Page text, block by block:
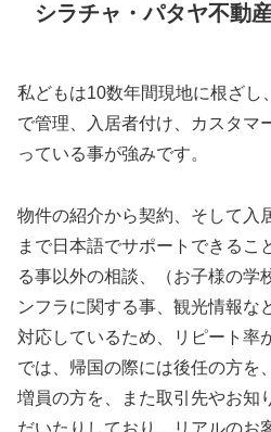
シラチャ・パタヤ不動
私どもは10数年間現地に根ざし
で管理、入居者付け、カスタマ
っている事が強みです。
物件の紹介から契約、そして入
まで日本語でサポートできるこ
る事以外の相談、（お子様の学
ンフラに関する事、観光情報な
対応しているため、リピート率
では、帰国の際には後任の方を
増員の方を、また取引先やお知